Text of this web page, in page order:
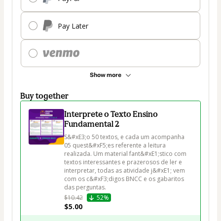
Pay Later
Show more
Buy together
Interprete o Texto Ensino
Fundamental 2
S&#xE3;o 50 textos, e cada um acompanha
05 quest&#xF5;es referente a leitura
realizada. Um material fant&#xE1;stico com
textos interessantes e prazerosos de ler e
interpretar, todas as atividade j&#xE1; vem
com os c&#xF3;digos BNCC e os gabaritos
das perguntas.
$10.42
52%
$5.00